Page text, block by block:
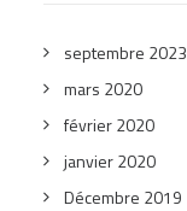
septembre 2023
mars 2020
février 2020
janvier 2020
Décembre 2019